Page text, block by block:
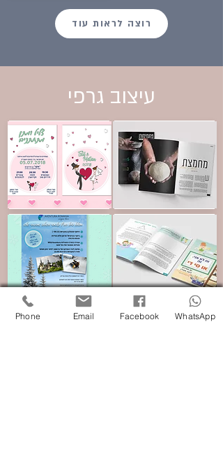
רוצה לראות עוד
עיצוב גרפי
Phone Email Facebook WhatsApp